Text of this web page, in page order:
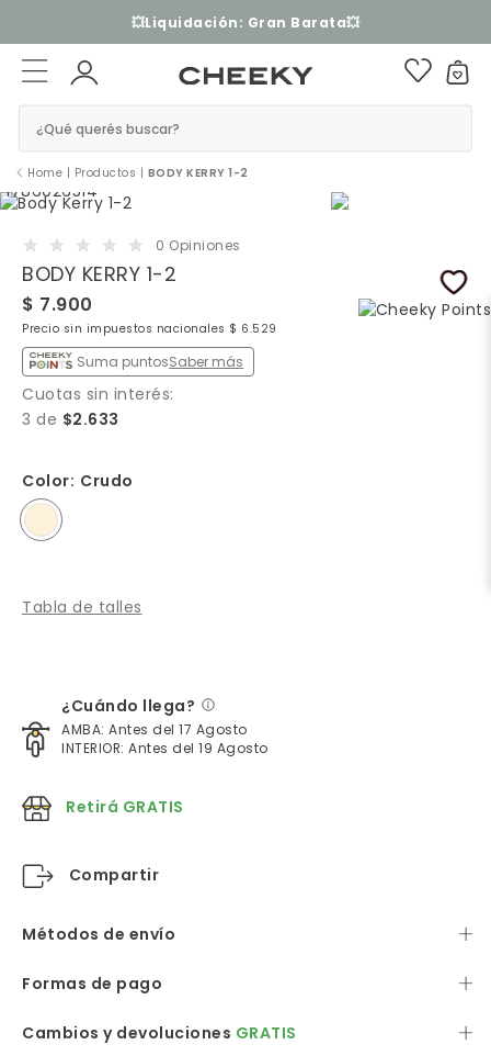
3 cuotas sin interés​ ​
¿Qué querés buscar?
Home | Productos | BODY KERRY 1-2
0 Opiniones
BODY KERRY 1-2
$ 7.900
Precio sin impuestos nacionales $ 6.529
Suma puntosSaber más
Cuotas sin interés:
3 de $2.633
Color: Crudo
Tabla de talles
¿Cuándo llega?
AMBA: Antes del 17 Agosto
INTERIOR: Antes del 19 Agosto
Retirá GRATIS
Compartir
Métodos de envío
Formas de pago
Cambios y devoluciones GRATIS